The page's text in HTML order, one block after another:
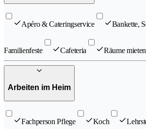
Apéro & Cateringservice Bankette,
Familienfeste Cafeteria Räume mieten
Arbeiten im Heim
Fachperson Pflege Koch